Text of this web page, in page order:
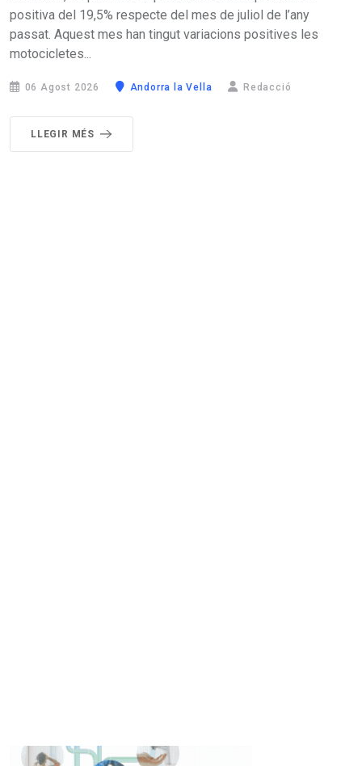
positiva del 19,5% respecte del mes de juliol de l’any
passat. Aquest mes han tingut variacions positives les
motocicletes...
06 Agost 2026 Andorra la Vella Redacció
LLEGIR MÉS